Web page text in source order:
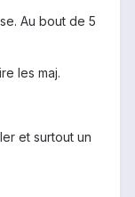
Au bout de 5
les maj.
et surtout un